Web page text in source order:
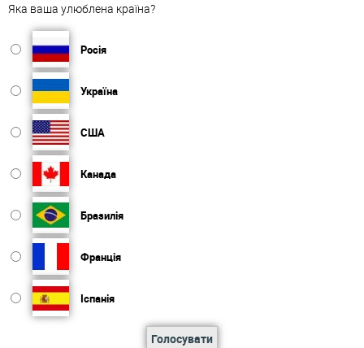
Яка ваша улюблена країна?
Росія
Україна
США
Канада
Бразилія
Франція
Іспанія
Голосувати